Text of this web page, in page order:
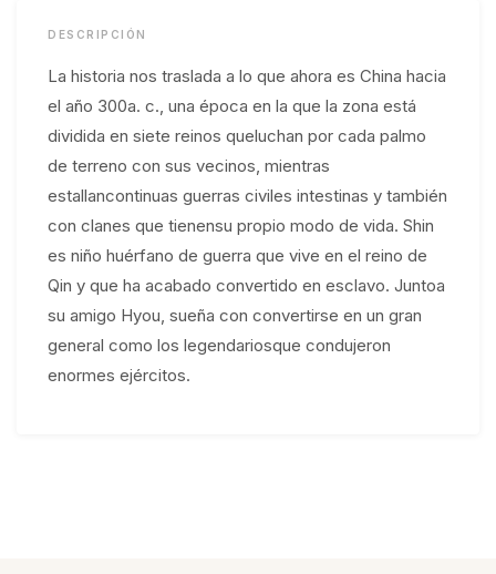
DESCRIPCIÓN
La historia nos traslada a lo que ahora es China hacia
el año 300a. c., una época en la que la zona está
dividida en siete reinos queluchan por cada palmo
de terreno con sus vecinos, mientras
estallancontinuas guerras civiles intestinas y también
con clanes que tienensu propio modo de vida. Shin
es niño huérfano de guerra que vive en el reino de
Qin y que ha acabado convertido en esclavo. Juntoa
su amigo Hyou, sueña con convertirse en un gran
general como los legendariosque condujeron
enormes ejércitos.